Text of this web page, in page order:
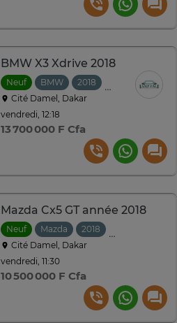
BMW X3 Xdrive 2018
Neuf BMW 2018
Automatique
Cité Damel, Dakar
vendredi, 12:18
13 700 000 F Cfa
Mazda Cx5 GT année 2018
Neuf Mazda 2018
Cité Damel, Dakar
vendredi, 11:30
10 500 000 F Cfa